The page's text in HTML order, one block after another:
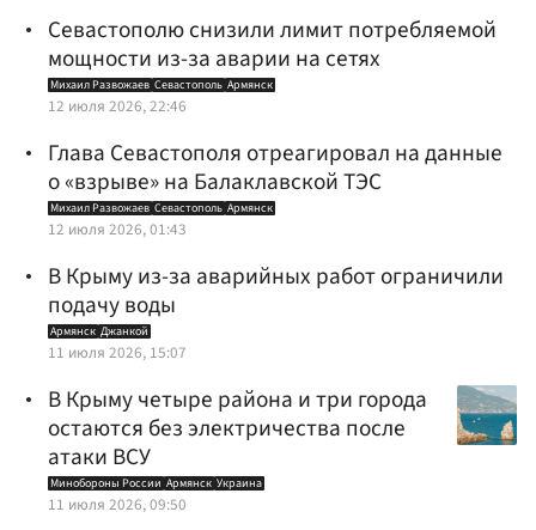
Севастополю снизили лимит потребляемой
мощности из-за аварии на сетях
Михаил Развожаев Севастополь Армянск
12 июля 2026, 22:46
Глава Севастополя отреагировал на данные
о «взрыве» на Балаклавской ТЭС
Михаил Развожаев Севастополь Армянск
12 июля 2026, 01:43
В Крыму из-за аварийных работ ограничили
подачу воды
Армянск Джанкой
11 июля 2026, 15:07
В Крыму четыре района и три города
остаются без электричества после
атаки ВСУ
Минобороны России Армянск Украина
11 июля 2026, 09:50